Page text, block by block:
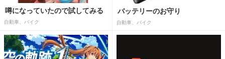
噂になっていたので試してみる
自動車、バイク
バッテリーのお守り
自動車、バイク